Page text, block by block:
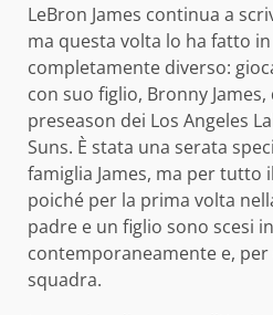
LeBron James continua a
ma questa volta lo ha fatto
completamente diverso:
con suo figlio, Bronny
preseason dei Los Angeles
Suns. È stata una serata
famiglia James, ma per tutto
poiché per la prima volta
padre e un figlio sono scesi
contemporaneamente e, per
squadra.